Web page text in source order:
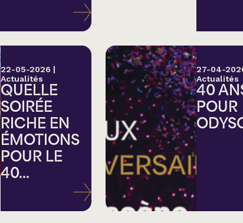
Hommage
Théâtre
Saison estivale
Apéro et perfo
Musique (Blues, folk,
22-05-2026 |
Actualités
QUELLE
SOIRÉE
RICHE EN
ÉMOTIONS
POUR LE
40...
27-04-
Actualités
40
POUR